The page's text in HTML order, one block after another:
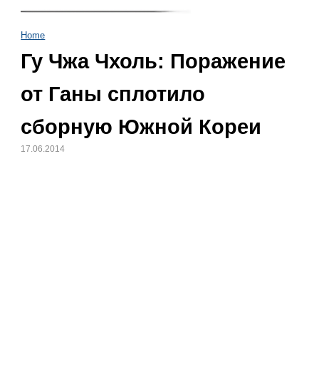
Home
Гу Чжа Чхоль: Поражение
от Ганы сплотило
сборную Южной Кореи
17.06.2014